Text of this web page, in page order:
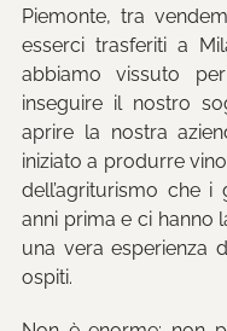
Piemonte, tra
esserci trasferiti a
abbiamo vissuto
inseguire il nostro
aprire la nostra
iniziato a produrre
dell’agriturismo che
anni prima e ci hanno
una vera esperienza
ospiti.